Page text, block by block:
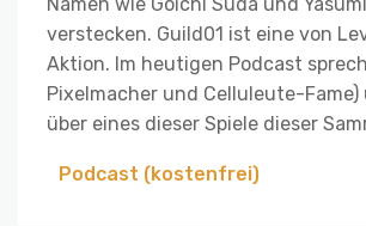
verstecken. Guild01 ist eine von
Aktion. Im heutigen Podcast
Pixelmacher und Celluleute-Fame)
über eines dieser Spiele dieser
Podcast (kostenfrei)